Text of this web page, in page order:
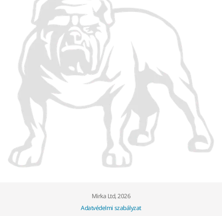
Mirka Ltd, 2026
Adatvédelmi szabályzat